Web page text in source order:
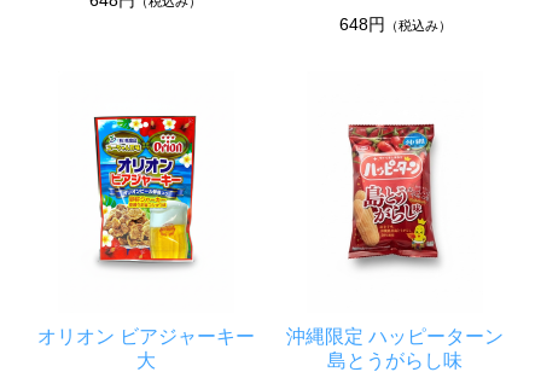
648円 （税込み）
オリオン ビアジャーキー
大
沖縄限定 ハッピーターン
島とうがらし味